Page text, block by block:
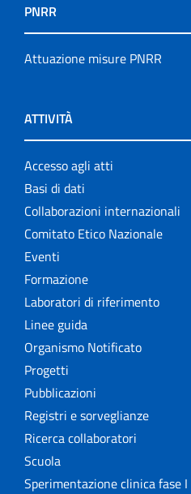
PNRR
Attuazione misure PNRR
ATTIVITÀ
Accesso agli atti
Basi di dati
Collaborazioni internazionali
Comitato Etico Nazionale
Eventi
Formazione
Laboratori di riferimento
Linee guida
Organismo Notificato
Progetti
Pubblicazioni
Registri e sorveglianze
Ricerca collaboratori
Scuola
Sperimentazione clinica fase I